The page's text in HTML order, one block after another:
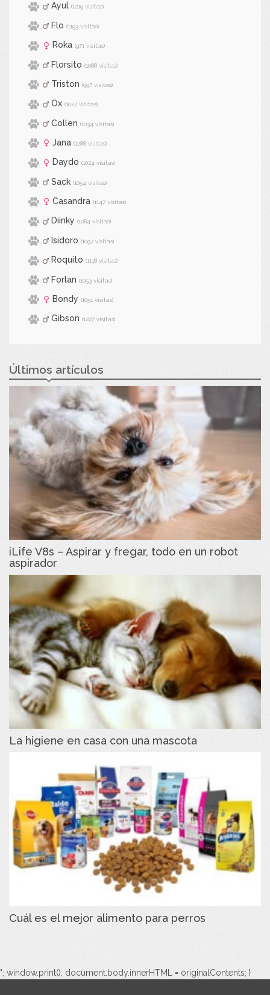
Ayul (1219 visitas)
Flo (1193 visitas)
Roka (971 visitas)
Florsito (1088 visitas)
Triston (997 visitas)
Ox (1027 visitas)
Collen (1034 visitas)
Jana (1288 visitas)
Daydo (1024 visitas)
Sack (1054 visitas)
Casandra (1147 visitas)
Diinky (1084 visitas)
Isidoro (1097 visitas)
Roquito (1118 visitas)
Forlan (1053 visitas)
Bondy (1051 visitas)
Gibson (1227 visitas)
Últimos artículos
iLife V8s – Aspirar y fregar, todo en un robot
aspirador
La higiene en casa con una mascota
Cuál es el mejor alimento para perros
"; window.print(); document.body.innerHTML = originalContents; }